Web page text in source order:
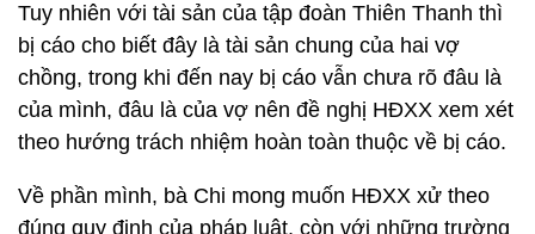
Tuy nhiên với tài sản của tập đoàn Thiên Thanh thì
bị cáo cho biết đây là tài sản chung của hai vợ
chồng, trong khi đến nay bị cáo vẫn chưa rõ đâu là
của mình, đâu là của vợ nên đề nghị HĐXX xem xét
theo hướng trách nhiệm hoàn toàn thuộc về bị cáo.
Về phần mình, bà Chi mong muốn HĐXX xử theo
đúng quy định của pháp luật, còn với những trường